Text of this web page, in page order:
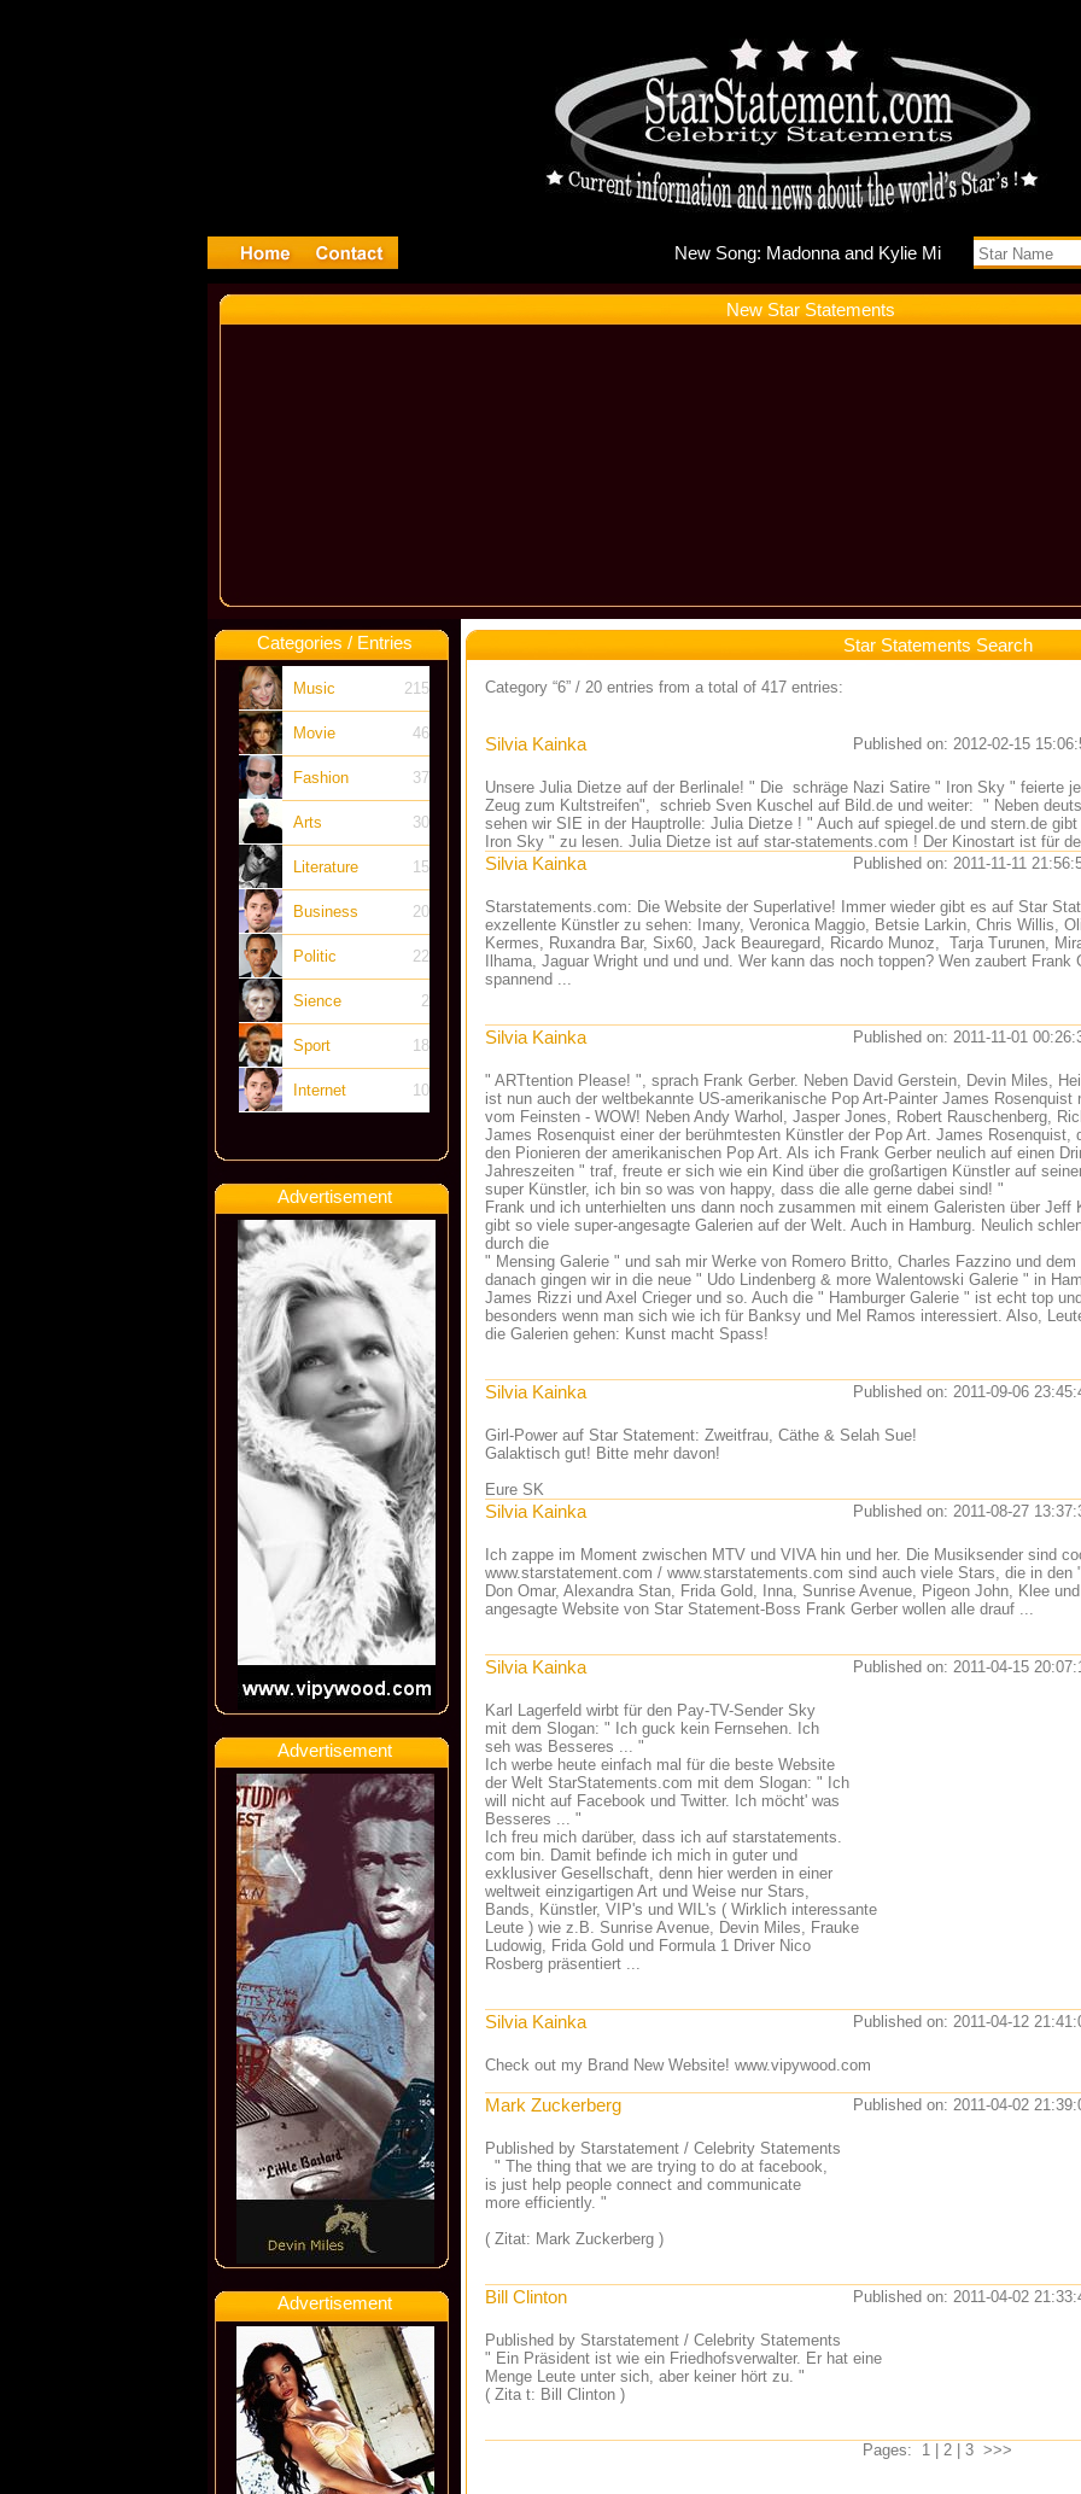
New
New Star Statements
Categories / Entries
Music 215
Movie 46
Fashion 37
Arts 30
Literature 15
Business 20
Politic 22
Sience 2
Sport 18
Internet 10
Advertisement
Advertisement
Advertisement
Star Statements Search
Category “6” / 20 entries from a total of 417 entries:
Silvia Kainka Published on: 2012-02-15
Unsere Julia Dietze auf der Berlinale! " Die schräge Nazi Satire " Iron Sky " feierte
Zeug zum Kultstreifen", schrieb Sven Kuschel auf Bild.de und weiter: " Neben
sehen wir SIE in der Hauptrolle: Julia Dietze ! " Auch auf spiegel.de und stern.de
Iron Sky " zu lesen. Julia Dietze ist auf star-statements.com ! Der Kinostart ist für
Silvia Kainka Published on: 2011-11-11
Starstatements.com: Die Website der Superlative! Immer wieder gibt es auf Star
exzellente Künstler zu sehen: Imany, Veronica Maggio, Betsie Larkin, Chris Willis,
Kermes, Ruxandra Bar, Six60, Jack Beauregard, Ricardo Munoz, Tarja Turunen,
Ilhama, Jaguar Wright und und und. Wer kann das noch toppen? Wen zaubert
spannend ...
Silvia Kainka Published on: 2011-11-01
" ARTtention Please! ", sprach Frank Gerber. Neben David Gerstein, Devin Miles,
ist nun auch der weltbekannte US-amerikanische Pop Art-Painter James Rosenquist
vom Feinsten - WOW! Neben Andy Warhol, Jasper Jones, Robert Rauschenberg,
James Rosenquist einer der berühmtesten Künstler der Pop Art. James Rosenquist,
den Pionieren der amerikanischen Pop Art. Als ich Frank Gerber neulich auf einen
Jahreszeiten " traf, freute er sich wie ein Kind über die großartigen Künstler auf
super Künstler, ich bin so was von happy, dass die alle gerne dabei sind! "
Frank und ich unterhielten uns dann noch zusammen mit einem Galeristen über
gibt so viele super-angesagte Galerien auf der Welt. Auch in Hamburg. Neulich
durch die
" Mensing Galerie " und sah mir Werke von Romero Britto, Charles Fazzino und
danach gingen wir in die neue " Udo Lindenberg & more Walentowski Galerie " in
James Rizzi und Axel Crieger und so. Auch die " Hamburger Galerie " ist echt top
besonders wenn man sich wie ich für Banksy und Mel Ramos interessiert. Also,
die Galerien gehen: Kunst macht Spass!
Silvia Kainka Published on: 2011-09-06
Girl-Power auf Star Statement: Zweitfrau, Cäthe & Selah Sue!
Galaktisch gut! Bitte mehr davon!
Eure SK
Silvia Kainka Published on: 2011-08-27
Ich zappe im Moment zwischen MTV und VIVA hin und her. Die Musiksender sind
www.starstatement.com / www.starstatements.com sind auch viele Stars, die in
Don Omar, Alexandra Stan, Frida Gold, Inna, Sunrise Avenue, Pigeon John, Klee
angesagte Website von Star Statement-Boss Frank Gerber wollen alle drauf ...
Silvia Kainka Published on: 2011-04-15
Karl Lagerfeld wirbt für den Pay-TV-Sender Sky
mit dem Slogan: " Ich guck kein Fernsehen. Ich
seh was Besseres ... "
Ich werbe heute einfach mal für die beste Website
der Welt StarStatements.com mit dem Slogan: " Ich
will nicht auf Facebook und Twitter. Ich möcht' was
Besseres ... "
Ich freu mich darüber, dass ich auf starstatements.
com bin. Damit befinde ich mich in guter und
exklusiver Gesellschaft, denn hier werden in einer
weltweit einzigartigen Art und Weise nur Stars,
Bands, Künstler, VIP's und WIL's ( Wirklich interessante
Leute ) wie z.B. Sunrise Avenue, Devin Miles, Frauke
Ludowig, Frida Gold und Formula 1 Driver Nico
Rosberg präsentiert ...
Silvia Kainka Published on: 2011-04-12
Check out my Brand New Website! www.vipywood.com
Mark Zuckerberg Published on: 2011-04-02
Published by Starstatement / Celebrity Statements
" The thing that we are trying to do at facebook,
is just help people connect and communicate
more efficiently. "
( Zitat: Mark Zuckerberg )
Bill Clinton Published on: 2011-04-02
Published by Starstatement / Celebrity Statements
" Ein Präsident ist wie ein Friedhofsverwalter. Er hat eine
Menge Leute unter sich, aber keiner hört zu. "
( Zita t: Bill Clinton )
Pages: 1 | 2 3 >>>